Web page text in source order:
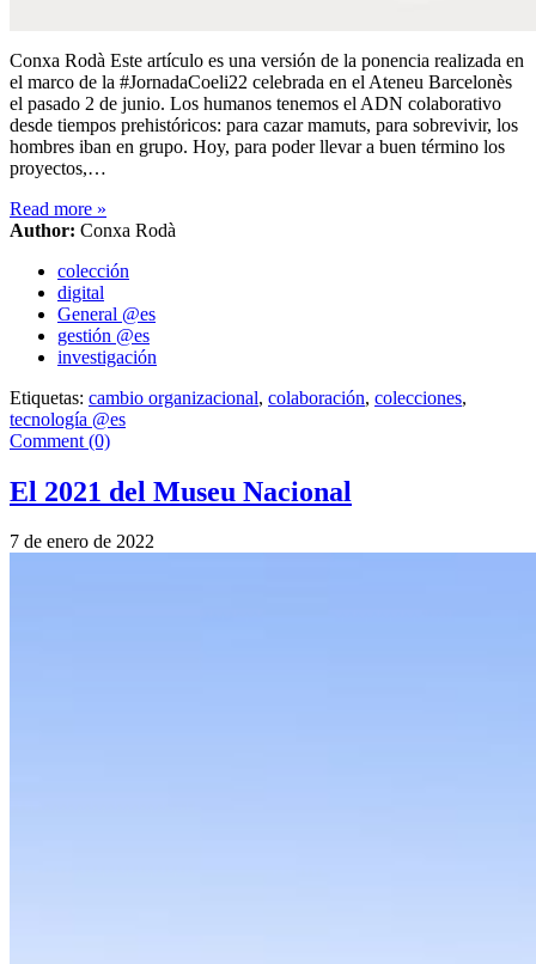
Conxa Rodà Este artículo es una versión de la ponencia realizada en
el marco de la #JornadaCoeli22 celebrada en el Ateneu Barcelonès
el pasado 2 de junio. Los humanos tenemos el ADN colaborativo
desde tiempos prehistóricos: para cazar mamuts, para sobrevivir, los
hombres iban en grupo. Hoy, para poder llevar a buen término los
proyectos,…
Read more »
Author: Conxa Rodà
colección
digital
General @es
gestión @es
investigación
Etiquetas: cambio organizacional, colaboración, colecciones,
tecnología @es
Comment (0)
El 2021 del Museu Nacional
7 de enero de 2022